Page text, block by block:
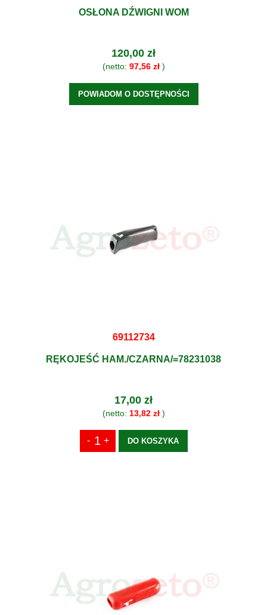
OSŁONA DŹWIGNI WOM
120,00 zł
(netto: 97,56 zł)
POWIADOM O DOSTĘPNOŚCI
69112734
RĘKOJEŚĆ HAM./CZARNA/=78231038
17,00 zł
(netto: 13,82 zł)
DO KOSZYKA